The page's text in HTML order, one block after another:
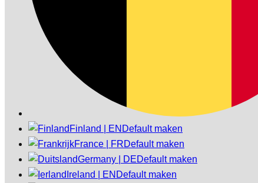
Finland | EN Default maken
France | FRDefault maken
Germany | DEDefault maken
Ireland | EN Default maken